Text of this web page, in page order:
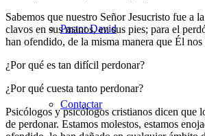
Pastor David
Contactar
Sabemos que nuestro Señor Jesucristo fue a
clavos en sus manos, en sus pies; para el
han ofendido, de la misma manera que Él nos
¿Por qué es tan difícil perdonar?
¿Por qué cuesta tanto perdonar?
Psicólogos y psicólogos cristianos dicen que
de perdonar. Estamos molestos, estamos